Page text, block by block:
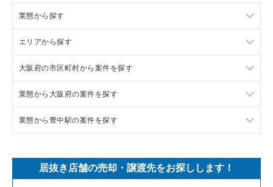
業態から探す
ラーメンの居抜き売却物件の案件一覧
フランス料理の居抜き売却物件の案件一覧
イタリア料理の居抜き売却物件の案件一覧
中華の居抜き売却物件の案件一覧
寿司の居抜き売却物件の案件一覧
エリアから探す
東京23区の飲食店の居抜き売却物件の案件一覧
東京都下の飲食店の居抜き売却物件の案件一覧
千葉県の飲食店の居抜き売却物件の案件一覧
神奈川県の飲食店の居抜き売却物件の案件一覧
大阪府の市区町村から案件を探す
大阪市北区の飲食店の居抜き売却物件の案件一覧
大阪市中央区の飲食店の居抜き売却物件の案件一覧
堺市北区の飲食店の居抜き売却物件の案件一覧
業態から大阪府の案件を探す
大阪府のラーメンの居抜き売却物件の案件一覧
大阪府のイタリア料理の居抜き売却物件の案件一覧
業態から豊中駅の案件を探す
豊中駅の鉄板焼き・お好み焼の居抜き売却物件の案件一覧
居抜き店舗の売却・譲渡先をお探しします！